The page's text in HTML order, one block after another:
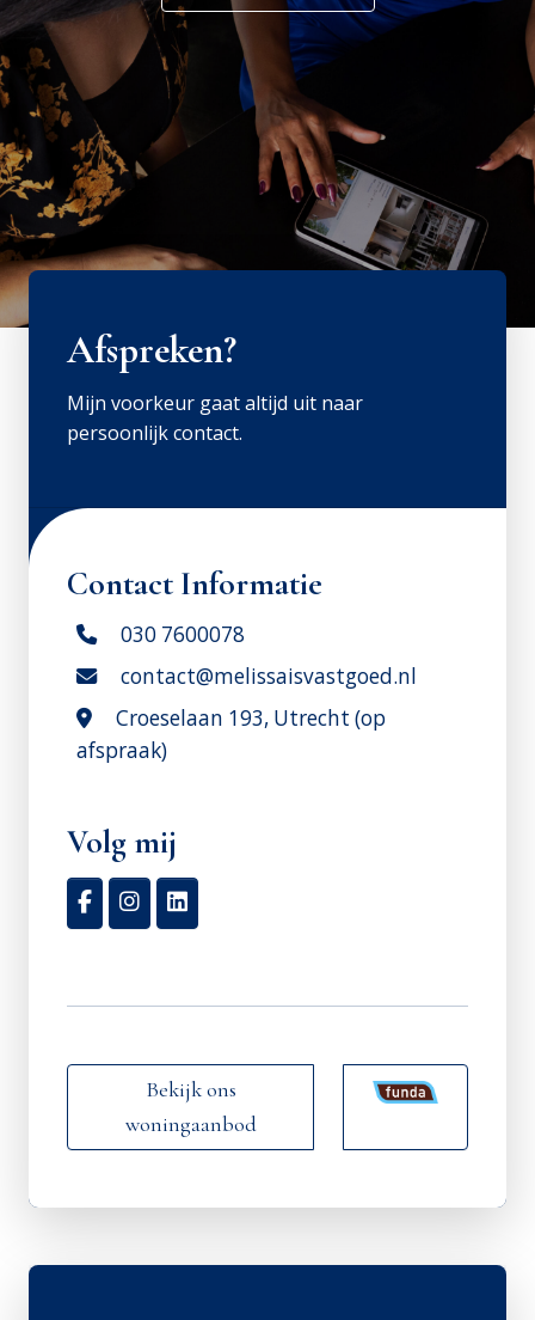
Afspreken?
Mijn voorkeur gaat altijd uit naar
persoonlijk contact.
Contact Informatie
030 7600078
contact@melissaisvastgoed.nl
Croeselaan 193, Utrecht (op
afspraak)
Volg mij
Bekijk ons
woningaanbod